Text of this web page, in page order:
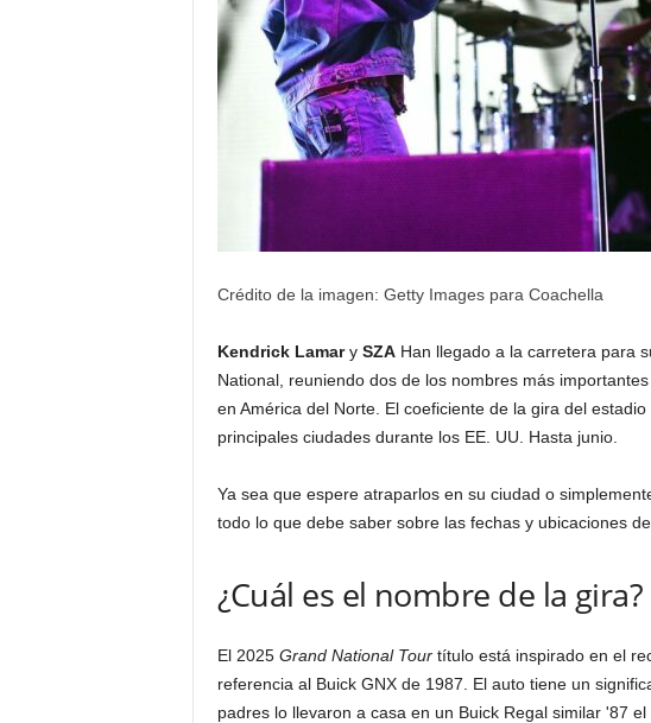
Crédito de la imagen: Getty Images para Coachella
Kendrick Lamary SZAHan llegado a la carretera para
National, reuniendo dos de los nombres más
en América del Norte. El coeficiente de la gira del
principales ciudades durante los EE. UU. Hasta junio.
Ya sea que espere atraparlos en su ciudad o
todo lo que debe saber sobre las fechas y ubicaciones
¿Cuál es el nombre de la gira?
El 2025 Grand National Tourtítuloestá inspirado en el
referencia al Buick GNX de 1987. El auto tiene un
padres lo llevaron a casa en un Buick Regal similar '87 el